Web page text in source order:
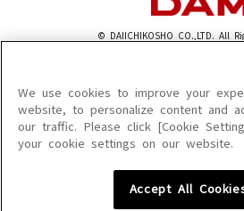
© DAIICHIKOSHO CO.,LTD. All
このサイトに掲載されている一切の文章・画像・写
を問わず、著作権法の定める範囲を超えて無断で複
を禁じます。
楽曲及びコンテンツは、機種によりご利用いただけ
楽曲及びコンテンツの配信日、配信内容が変更にな
We use cookies to improve your
website, to personalize content and
our traffic. Please click [Cookie
your cookie settings on our website.
Accept All